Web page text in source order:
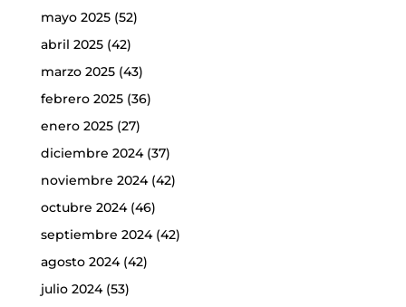
mayo 2025(52)
abril 2025(42)
marzo 2025(43)
febrero 2025(36)
enero 2025(27)
diciembre 2024(37)
noviembre 2024(42)
octubre 2024(46)
septiembre 2024(42)
agosto 2024(42)
julio 2024(53)